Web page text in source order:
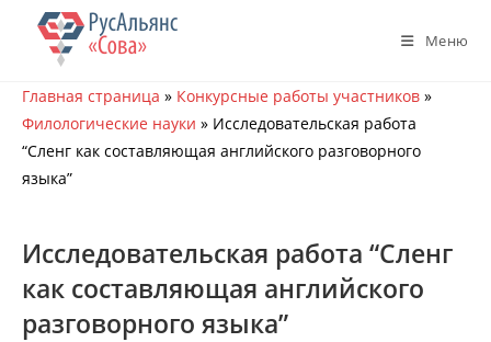
Перейти
содержимому
Меню
Главная страница » Конкурсные работы участников »
Филологические науки » Исследовательская работа
“Сленг как составляющая английского разговорного
языка”
Исследовательская работа “Сленг
как составляющая английского
разговорного языка”